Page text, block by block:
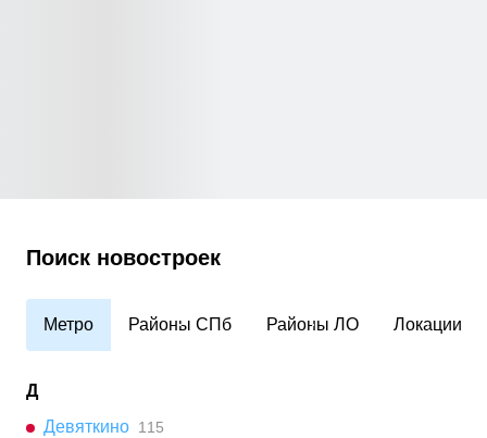
Поиск новостроек
Метро Районы СПб Районы ЛО Локации
Д
Девяткино 115